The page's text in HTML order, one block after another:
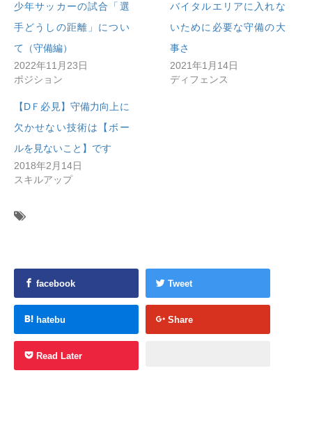
少年サッカーの試合「選
手どうしの距離」につい
て（守備編）
2022年11月23日
ポジション
バイタルエリアに入れな
いために必要な守備の大
事さ
2021年1月14日
ディフェンス
【DＦ必見】守備力向上に
欠かせない技術は【ボー
ルを見ないこと】です
2018年2月14日
スキルアップ
facebook Tweet
hatebu Share
Read Later